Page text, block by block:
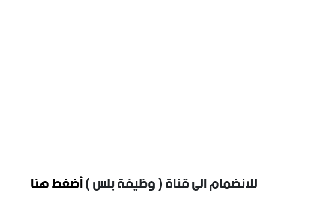
للانضمام الى قناة ( وظيفة بلس )أضغط هنا